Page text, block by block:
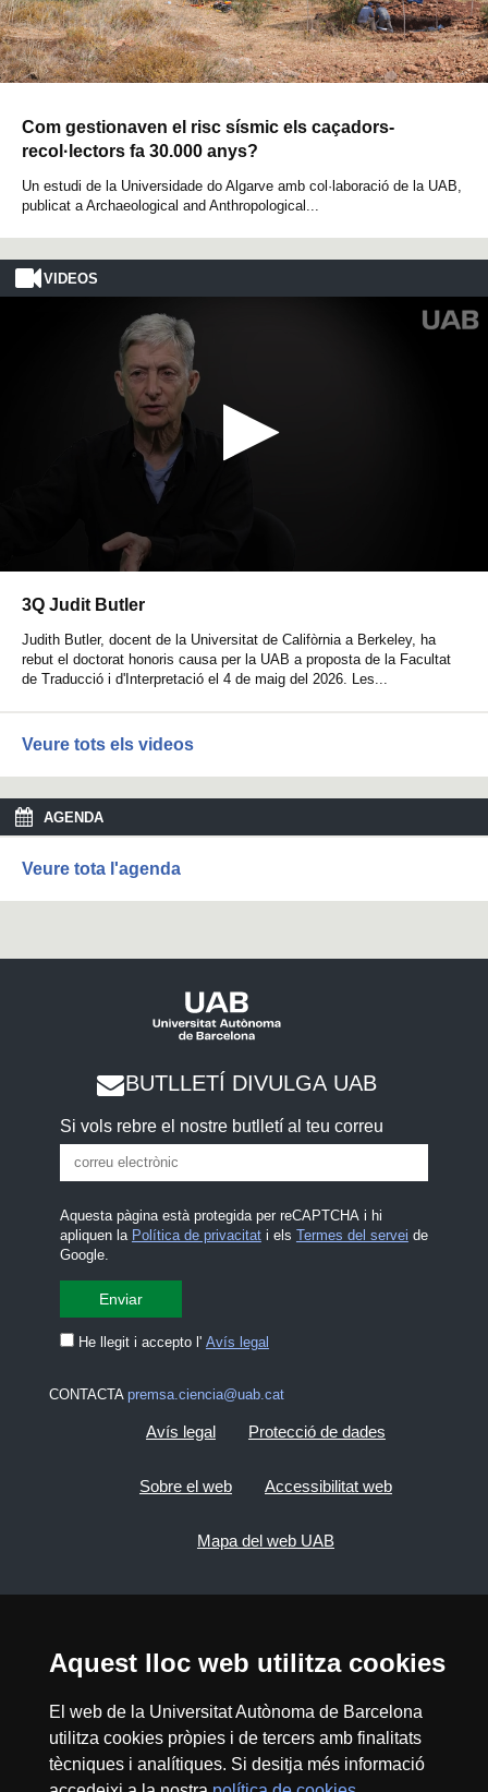
Aquest lloc web utilitza cookies
El web de la Universitat Autònoma de Barcelona
utilitza cookies pròpies i de tercers amb finalitats
tècniques i analítiques. Si desitja més informació
Com gestionaven el risc sísmic els caçadors-
recol·lectors fa 30.000 anys?
Un estudi de la Universidade do Algarve amb col·laboració de la UAB,
publicat a Archaeological and Anthropological...
VIDEOS
o
n
3Q Judit Butler
Judith Butler, docent de la Universitat de Califòrnia a Berkeley, ha
rebut el doctorat honoris causa per la UAB a proposta de la Facultat
de Traducció i d'Interpretació el 4 de maig del 2026. Les...
Veure tots els videos
AGENDA
Veure tota l'agenda
BUTLLETÍ DIVULGA UAB
Si vols rebre el nostre butlletí al teu correu
Aquesta pàgina està protegida per reCAPTCHA i hi
apliquen la Política de privacitati els Termes del servei de
Google.
He llegit i accepto l' Avís legal
CONTACTA premsa.ciencia@uab.cat
Avís legal Protecció de dades
Sobre el web Accessibilitat web
Mapa del web UAB
ISSN: 2014-6388